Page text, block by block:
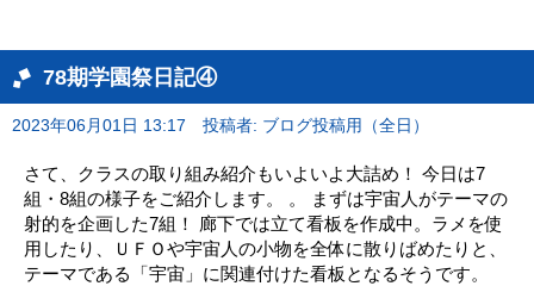
78期学園祭日記④
2023年06月01日 13:17 投稿者: ブログ投稿用（全日）
さて、クラスの取り組み紹介もいよいよ大詰め！ 今日は7
組・8組の様子をご紹介します。 。 まずは宇宙人がテーマの
射的を企画した7組！ 廊下では立て看板を作成中。ラメを使
用したり、ＵＦＯや宇宙人の小物を全体に散りばめたりと、
テーマである「宇宙」に関連付けた看板となるそうです。